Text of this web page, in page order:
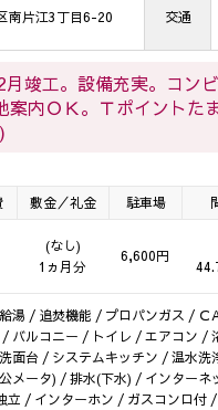
南片江3丁目6-20 交通
月竣工。設備充実。コン
案内ＯＫ。Ｔポイント
敷金／礼金 駐車場
(なし)
1ヵ月分
6,600円
湯 / 追焚機能 / プロパンガス /
バルコニー / トイレ / エアコン /
面台 / システムキッチン / 温水
メータ) / 排水(下水) / インター
立 / インターホン / ガスコンロ付